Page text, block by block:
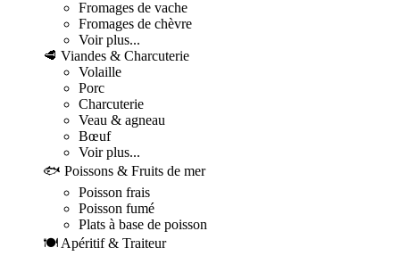
Fromages de vache
Fromages de chèvre
Voir plus...
🥩 Viandes & Charcuterie
Volaille
Porc
Charcuterie
Veau & agneau
Bœuf
Voir plus...
🐟 Poissons & Fruits de mer
Poisson frais
Poisson fumé
Plats à base de poisson
🍽️ Apéritif & Traiteur